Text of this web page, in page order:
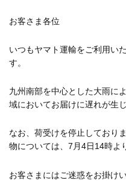
お客さま各位
いつもヤマト運輸をご利用い
す。
九州南部を中心とした大雨に
域においてお届けに遅れが生
なお、荷受けを停止しており
物については、7月4日14時よ
お客さまにはご迷惑をお掛け